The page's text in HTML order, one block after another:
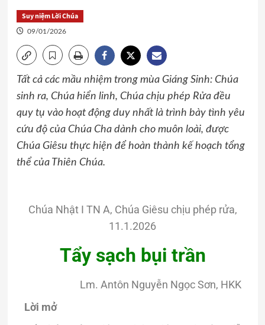
Suy niệm Lời Chúa
09/01/2026
Tất cả các mầu nhiệm trong mùa Giáng Sinh: Chúa
sinh ra, Chúa hiển linh, Chúa chịu phép Rửa đều
quy tụ vào hoạt động duy nhất là trình bày tình yêu
cứu độ của Chúa Cha dành cho muôn loài, được
Chúa Giêsu thực hiện để hoàn thành kế hoạch tổng
thể của Thiên Chúa.
Chúa Nhật I TN A, Chúa Giêsu chịu phép rửa,
11.1.2026
Tẩy sạch bụi trần
Lm. Antôn Nguyễn Ngọc Sơn, HKK
Lời mở